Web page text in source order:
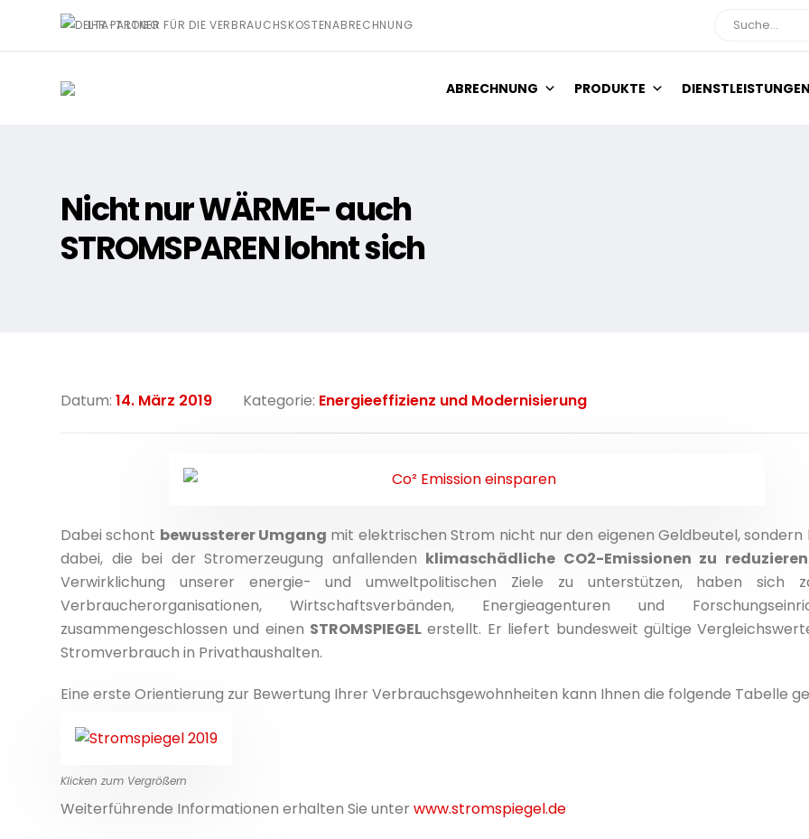
IHR PARTNER FÜR DIE VERBRAUCHSKOSTENABRECHNUNG Suche
ABRECHNUNG PRODUKTE DIENSTLEISTUNGEN
Nicht nur WÄRME- auch
STROMSPAREN lohnt sich
Datum: 14. März 2019 Kategorie: Energieeffizienz und Modernisierung
Dabei schont bewussterer Umgang mit elektrischen Strom nicht nur den eigenen Geldbeutel, sondern
dabei, die bei der Stromerzeugung anfallenden klimaschädliche CO2-Emissionen zu reduzieren
Verwirklichung unserer energie- und umweltpolitischen Ziele zu unterstützen, haben sich
Verbraucherorganisationen, Wirtschaftsverbänden, Energieagenturen und
zusammengeschlossen und einen STROMSPIEGEL erstellt. Er liefert bundesweit gültige
Stromverbrauch in Privathaushalten.
Eine erste Orientierung zur Bewertung Ihrer Verbrauchsgewohnheiten kann Ihnen die folgende Tabelle
Klicken zum Vergrößern
Weiterführende Informationen erhalten Sie unter www.stromspiegel.de